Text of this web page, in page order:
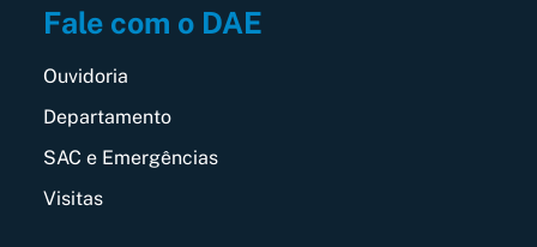
Fale com o DAE
Ouvidoria
Departamento
SAC e Emergências
Visitas